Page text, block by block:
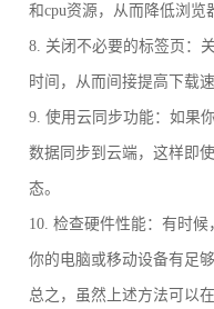
和cpu资源，从而降低浏览
8. 关闭不必要的标签页：
时间，从而间接提高下载速
9. 使用云同步功能：如果
数据同步到云端，这样即
态。
10. 检查硬件性能：有时
你的电脑或移动设备有足
总之，虽然上述方法可以